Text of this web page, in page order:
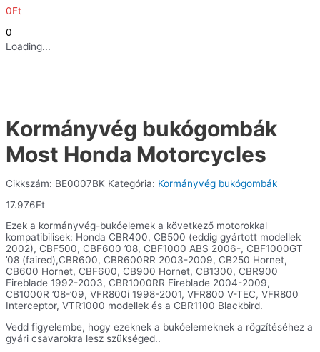
0Ft
0
Loading...
Kormányvég bukógombák
Most Honda Motorcycles
Cikkszám: BE0007BK Kategória: Kormányvég bukógombák
17.976Ft
Ezek a kormányvég-bukóelemek a következő motorokkal
kompatibilisek: Honda CBR400, CB500 (eddig gyártott modellek
2002), CBF500, CBF600 ’08, CBF1000 ABS 2006-, CBF1000GT
’08 (faired),CBR600, CBR600RR 2003-2009, CB250 Hornet,
CB600 Hornet, CBF600, CB900 Hornet, CB1300, CBR900
Fireblade 1992-2003, CBR1000RR Fireblade 2004-2009,
CB1000R ’08-’09, VFR800i 1998-2001, VFR800 V-TEC, VFR800
Interceptor, VTR1000 modellek és a CBR1100 Blackbird.
Vedd figyelembe, hogy ezeknek a bukóelemeknek a rögzítéséhez a
gyári csavarokra lesz szükséged..